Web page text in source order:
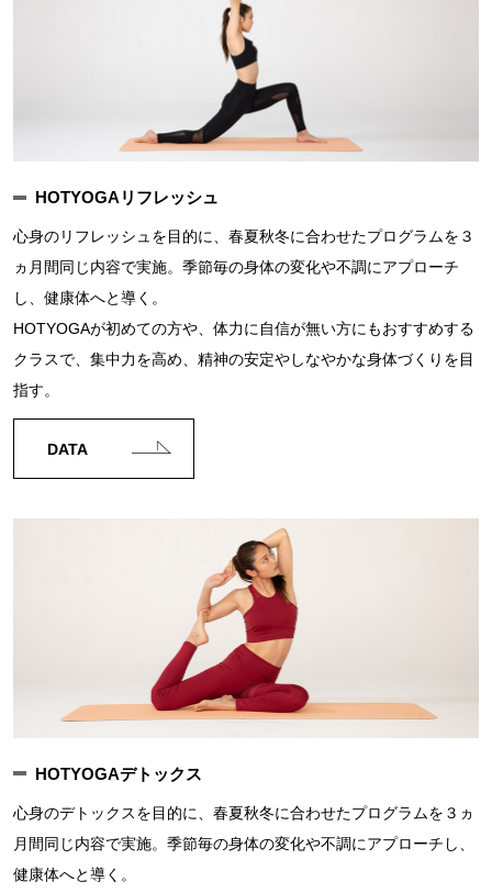
HOTYOGAリフレッシュ
心身のリフレッシュを目的に、春夏秋冬に合わせたプログラムを３
ヵ月間同じ内容で実施。季節毎の身体の変化や不調にアプローチ
し、健康体へと導く。
HOTYOGAが初めての方や、体力に自信が無い方にもおすすめする
クラスで、集中力を高め、精神の安定やしなやかな身体づくりを目
指す。
DATA
HOTYOGAデトックス
心身のデトックスを目的に、春夏秋冬に合わせたプログラムを３ヵ
月間同じ内容で実施。季節毎の身体の変化や不調にアプローチし、
健康体へと導く。